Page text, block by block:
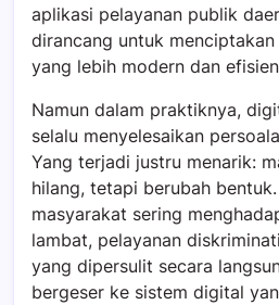
aplikasi pelayanan publik
dirancang untuk
yang lebih modern dan
Namun dalam praktiknya,
selalu menyelesaikan
Yang terjadi justru menarik:
hilang, tetapi berubah
masyarakat sering
lambat, pelayanan
yang dipersulit secara
bergeser ke sistem digital